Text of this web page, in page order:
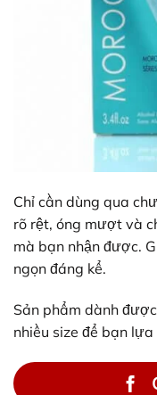
Chỉ cần dùng qua
rõ rệt, óng mượt và
mà bạn nhận được.
ngọn đáng kể.
Sản phẩm dành
nhiều size để bạn